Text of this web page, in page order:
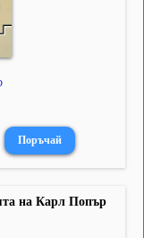
на Карл Попър